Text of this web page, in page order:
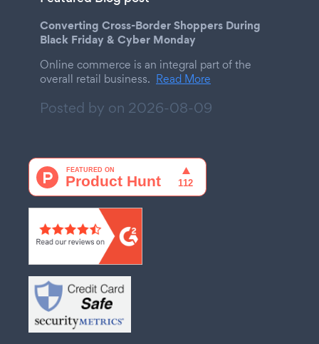
Converting Cross-Border Shoppers During
Black Friday & Cyber Monday
Online commerce is an integral part of the
overall retail business. Read More
Posted by on 2026-08-09